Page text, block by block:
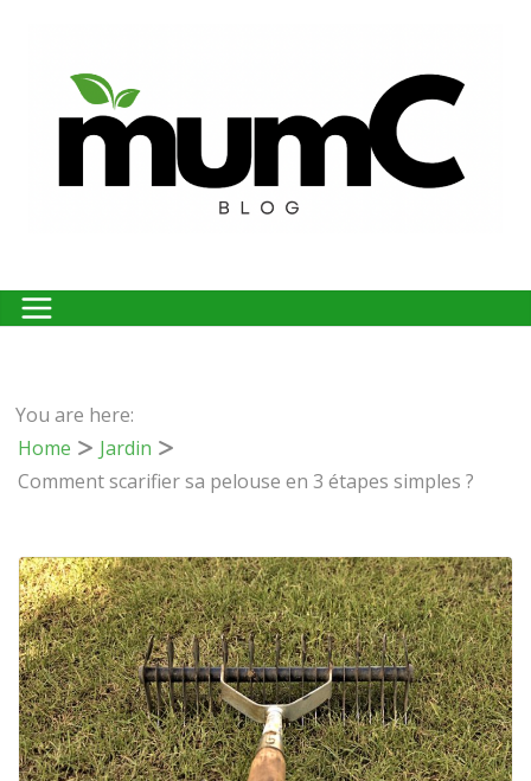
contenu
You are here:
Home
Jardin
Comment scarifier sa pelouse en 3 étapes simples ?